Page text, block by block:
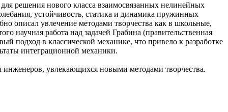
решения нового класса взаимосвязанных нелинейных
устойчивость, статика и динамика пружинных
описал увлечение методами творчества как в школьные,
научная работа над задачей Грабина (правительственная
подход в классической механике, что привело к разработке
интеграционной механики.
инженеров, увлекающихся новыми методами творчества.